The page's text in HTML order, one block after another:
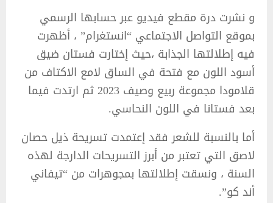
و نشرت درة مقطع فيديو عبر حسابها الرسمي
بموقع التواصل الاجتماعي “انستغرام” ، أظهرت
فيه إطلالتها الجذابة ،حيث إختارت فستان ضيق
أسود اللون مع فتحة في الساق لامع الاكتاف من
قلامودا مجموعة ربيع وصيف 2023 ثم ارتدت فيما
بعد فستانا في اللون النحاسي.
أما بالنسبة للشعر فقد إعتمدت تسريحة ذيل حصان
لاصق التي تعتبر من أبرز التسريحات الدارجة لهذه
السنة ، ونسقت إطلالتها بمجوهرات من “تيفاني
أند كو”.